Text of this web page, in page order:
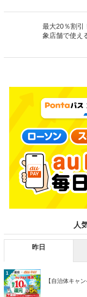
最大20％割引
象店舗で使え
人
昨日
1
【自治体キャ